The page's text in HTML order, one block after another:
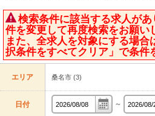
検索条件に該当する求人が
件を変更して再度検索をお願い
また、全求人を対象にする場合
択条件をすべてクリア」で条件
エリア 桑名市 (3)
日付 ～